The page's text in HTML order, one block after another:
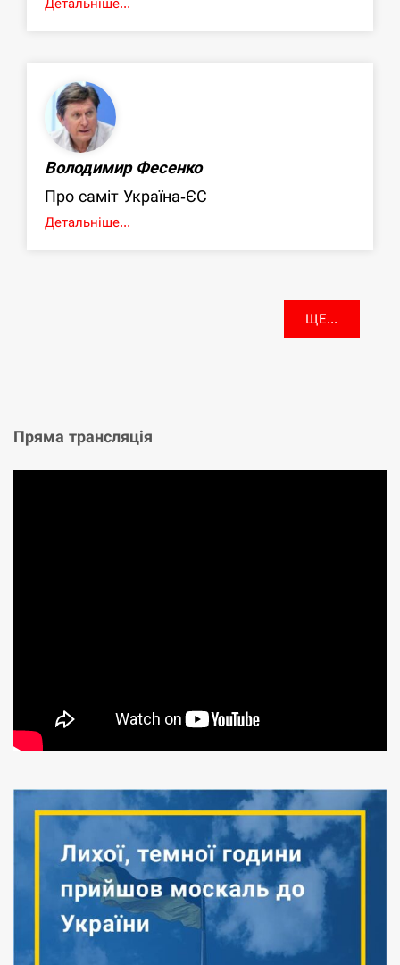
Володимир Фесенко
Про саміт Україна-ЄС
Детальніше...
ЩЕ...
Пряма трансляція